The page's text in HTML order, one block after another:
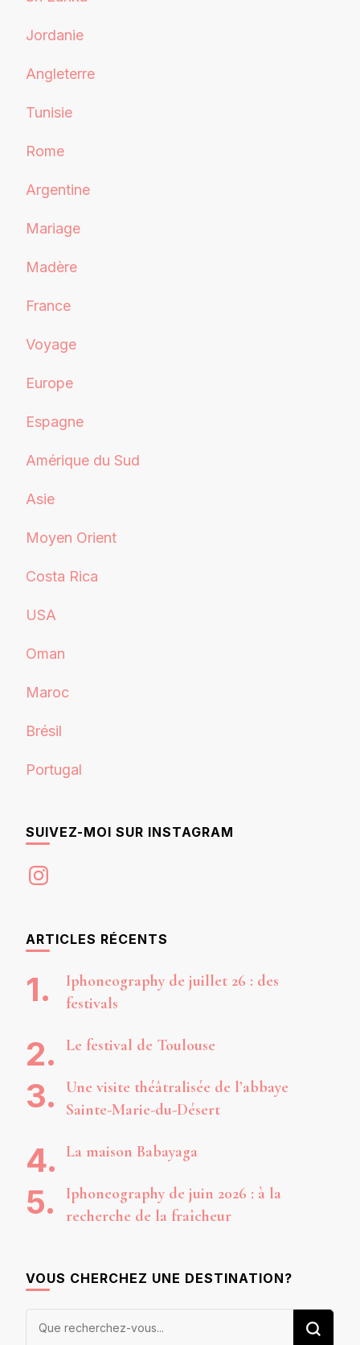
Jordanie
Angleterre
Tunisie
Rome
Argentine
Mariage
Madère
France
Voyage
Europe
Espagne
Amérique du Sud
Asie
Moyen Orient
Costa Rica
USA
Oman
Maroc
Brésil
Portugal
SUIVEZ-MOI SUR INSTAGRAM
Instagram
ARTICLES RÉCENTS
Iphoneography de juillet 26 : des
festivals
Le festival de Toulouse
Une visite théâtralisée de l’abbaye
Sainte-Marie-du-Désert
La maison Babayaga
Iphoneography de juin 2026 : à la
recherche de la fraîcheur
VOUS CHERCHEZ UNE DESTINATION?
Vous